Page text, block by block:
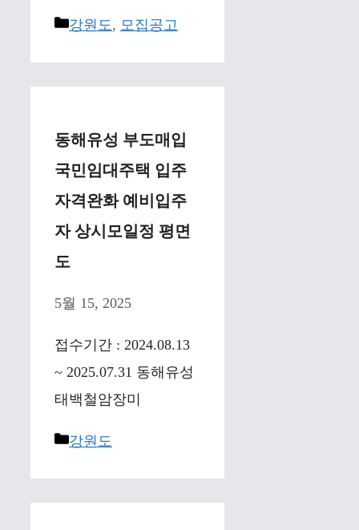
Categories
강원도, 모집공고
동해유성 부도매입
국민임대주택 입주
자격완화 예비입주
자 상시모일정 평면
도
5월 15, 2025
접수기간 : 2024.08.13
~ 2025.07.31 동해유성
태백철암장미
Categories
강원도